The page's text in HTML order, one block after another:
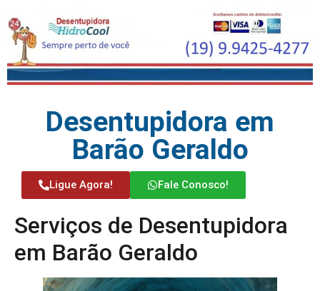
Desentupidora em
Barão Geraldo
Ligue Agora! Fale Conosco!
Serviços de Desentupidora
em Barão Geraldo